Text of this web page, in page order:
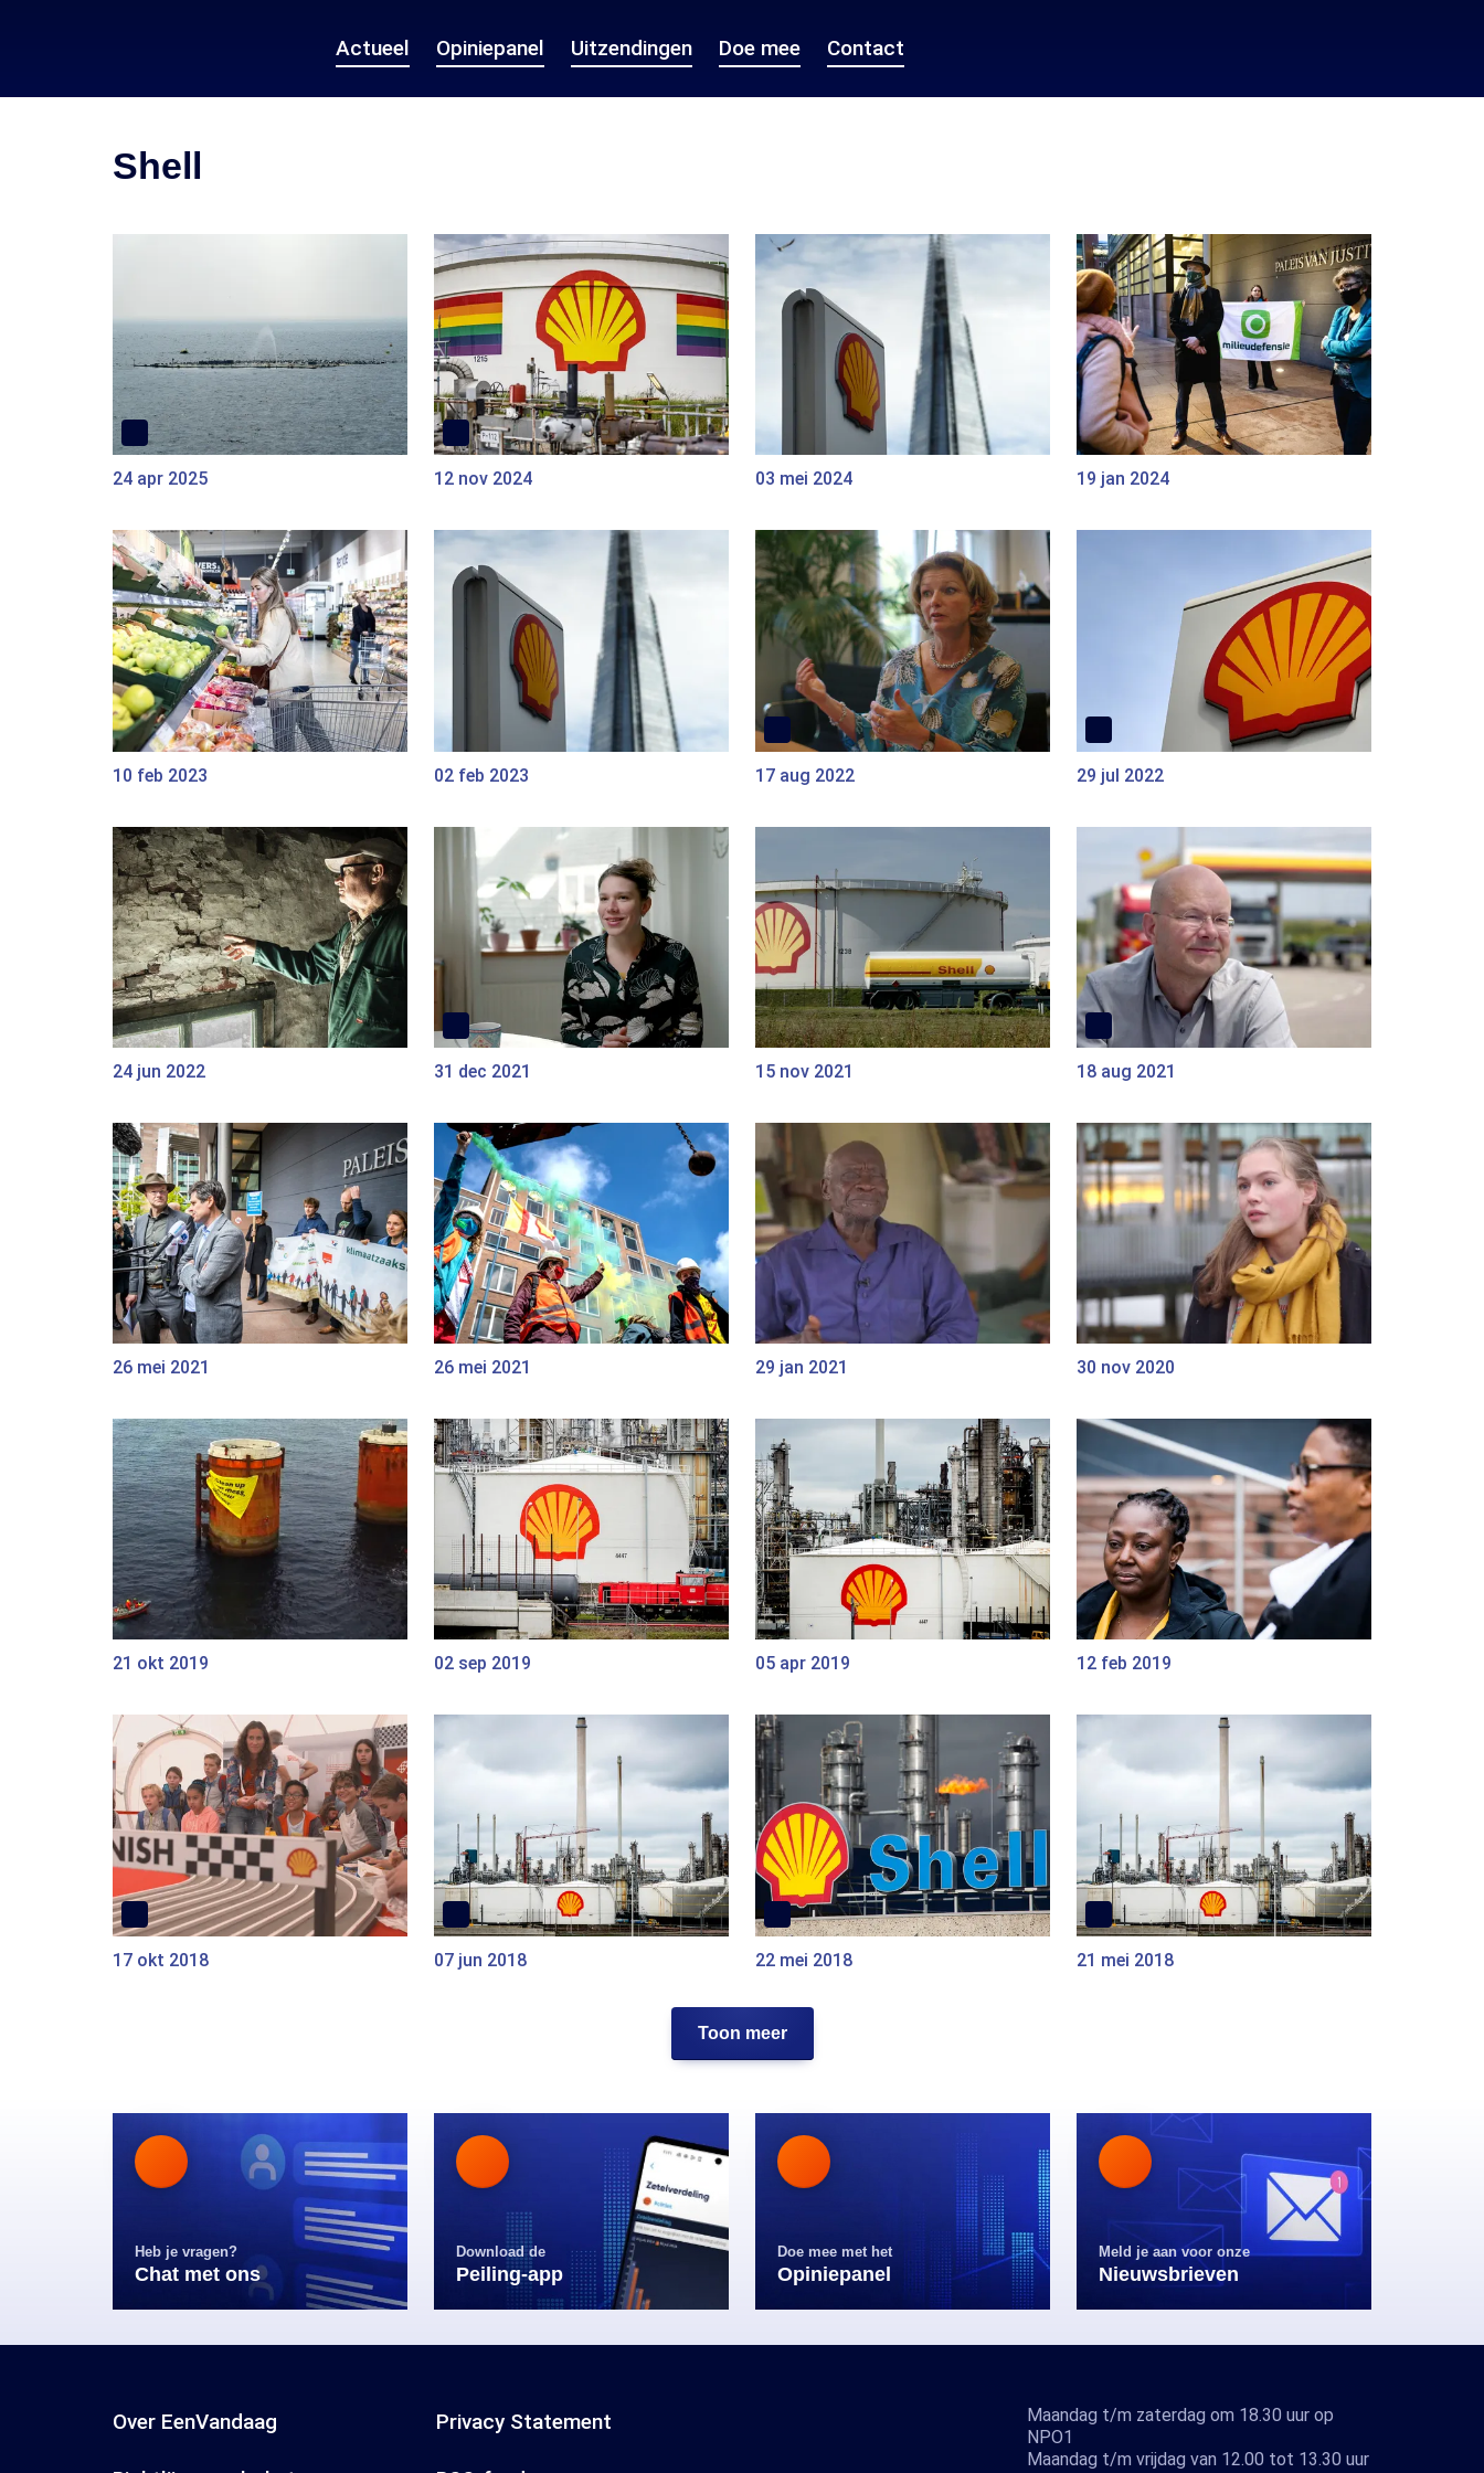
Actueel Opiniepanel Uitzendingen Doe mee Contact
Shell
24 apr 2025 12 nov 2024 03 mei 2024 19 jan 2024
10 feb 2023 02 feb 2023 17 aug 2022 29 jul 2022
24 jun 2022 31 dec 2021 15 nov 2021 18 aug 2021
26 mei 2021 26 mei 2021 29 jan 2021 30 nov 2020
21 okt 2019 02 sep 2019 05 apr 2019 12 feb 2019
17 okt 2018 07 jun 2018 22 mei 2018 21 mei 2018
Toon meer
Heb je vragen?
Chat met ons
Download de
Peiling-app
Doe mee met het
Opiniepanel
Meld je aan voor onze
Nieuwsbrieven
Over EenVandaag Privacy Statement
Maandag t/m zaterdag om 18.30 uur op
NPO1
Maandag t/m vrijdag van 12.00 tot 13.30 uur